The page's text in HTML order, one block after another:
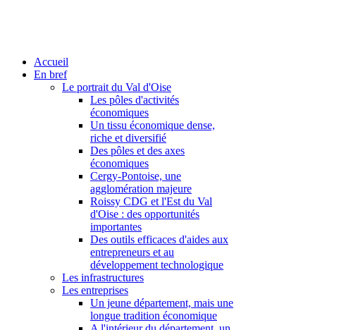
Accueil
En bref
Le portrait du Val d'Oise
Les pôles d'activités
économiques
Un tissu économique dense,
riche et diversifié
Des pôles et des axes
économiques
Cergy-Pontoise, une
agglomération majeure
Roissy CDG et l'Est du Val
d'Oise : des opportunités
importantes
Des outils efficaces d'aides aux
entrepreneurs et au
développement technologique
Les infrastructures
Les entreprises
Un jeune département, mais une
longue tradition économique